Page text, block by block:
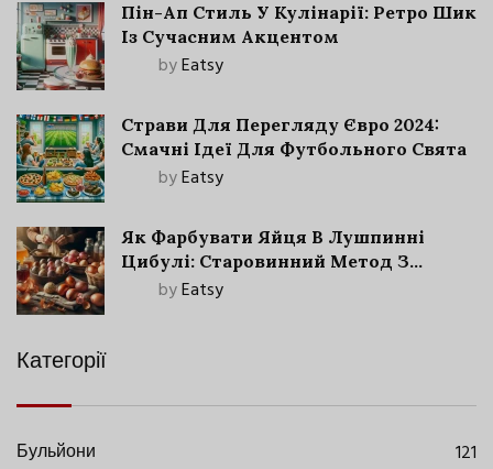
Пін-Ап Стиль У Кулінарії: Ретро Шик
Із Сучасним Акцентом
byEatsy
Страви Для Перегляду Євро 2024:
Смачні Ідеї Для Футбольного Свята
byEatsy
Як Фарбувати Яйця В Лушпинні
Цибулі: Старовинний Метод З
Сучасними Нюансами
byEatsy
Категорії
Бульйони
121